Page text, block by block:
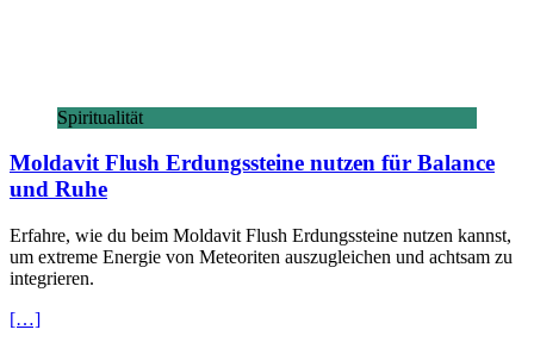
Spiritualität
Moldavit Flush Erdungssteine nutzen für Balance
und Ruhe
Erfahre, wie du beim Moldavit Flush Erdungssteine nutzen kannst,
um extreme Energie von Meteoriten auszugleichen und achtsam zu
integrieren.
[…]